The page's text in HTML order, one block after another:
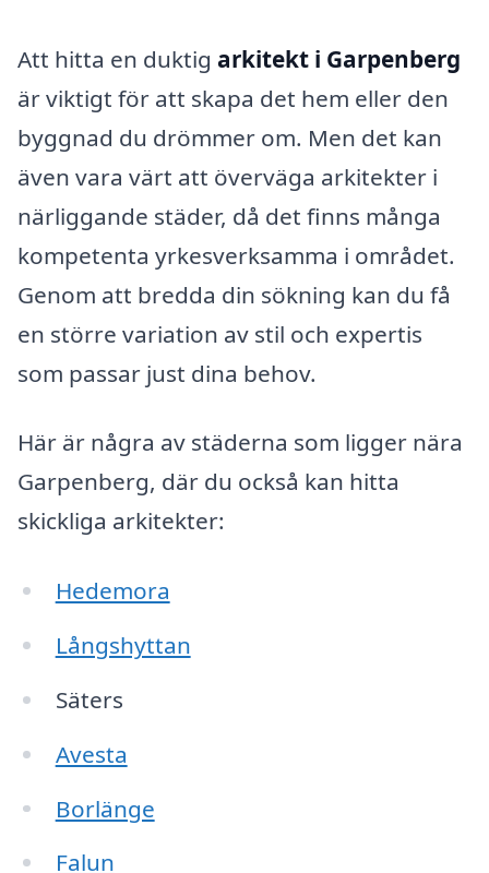
Att hitta en duktig arkitekt i Garpenberg
är viktigt för att skapa det hem eller den
byggnad du drömmer om. Men det kan
även vara värt att överväga arkitekter i
närliggande städer, då det finns många
kompetenta yrkesverksamma i området.
Genom att bredda din sökning kan du få
en större variation av stil och expertis
som passar just dina behov.
Här är några av städerna som ligger nära
Garpenberg, där du också kan hitta
skickliga arkitekter:
Hedemora
Långshyttan
Säters
Avesta
Borlänge
Falun